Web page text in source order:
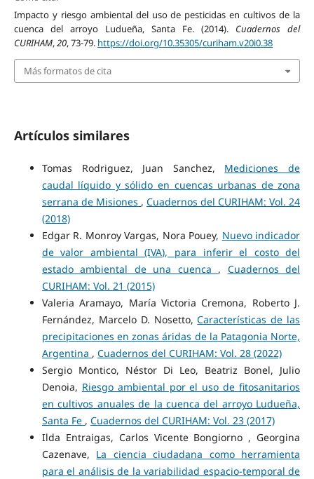
Impacto y riesgo ambiental del uso de pesticidas en cultivos de la
cuenca del arroyo Ludueña, Santa Fe. (2014). Cuadernos del
CURIHAM,20, 73-79. https://doi.org/10.35305/curiham.v20i0.38
Más formatos de cita
Artículos similares
Tomas Rodriguez, Juan Sanchez, Mediciones de
caudal líquido y sólido en cuencas urbanas de zona
serrana de Misiones ,Cuadernos del CURIHAM: Vol. 24
(2018)
Edgar R. Monroy Vargas, Nora Pouey, Nuevo indicador
de valor ambiental (IVA), para inferir el costo del
estado ambiental de una cuenca , Cuadernos del
CURIHAM: Vol. 21 (2015)
Valeria Aramayo, María Victoria Cremona, Roberto J.
Fernández, Marcelo D. Nosetto,Características de las
precipitaciones en zonas áridas de la Patagonia Norte,
Argentina , Cuadernos del CURIHAM: Vol. 28 (2022)
Sergio Montico, Néstor Di Leo, Beatriz Bonel, Julio
Denoia, Riesgo ambiental por el uso de fitosanitarios
en cultivos anuales de la cuenca del arroyo Ludueña,
Santa Fe , Cuadernos del CURIHAM: Vol. 23 (2017)
Ilda Entraigas, Carlos Vicente Bongiorno , Georgina
Cazenave, La ciencia ciudadana como herramienta
para el análisis de la variabilidad espacio-temporal de